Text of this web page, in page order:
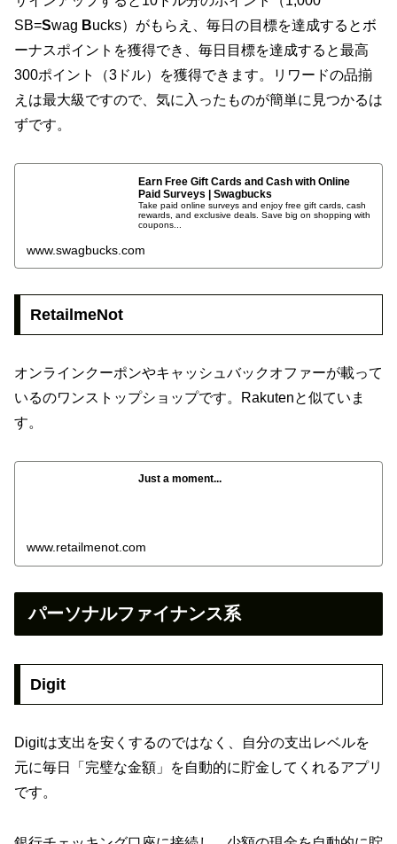
SB=Swag Bucks）がもらえ、毎日の目標を達成するとボ
ーナスポイントを獲得でき、毎日目標を達成すると最高
300ポイント（3ドル）を獲得できます。リワードの品揃
えは最大級ですので、気に入ったものが簡単に見つかるは
ずです。
Earn Free Gift Cards and Cash with Online
Paid Surveys | Swagbucks
Take paid online surveys and enjoy free gift cards, cash
rewards, and exclusive deals. Save big on shopping with
coupons...
www.swagbucks.com
RetailmeNot
オンラインクーポンやキャッシュバックオファーが載って
いるのワンストップショップです。Rakutenと似ていま
す。
Just a moment...
www.retailmenot.com
パーソナルファイナンス系
Digit
Digitは支出を安くするのではなく、自分の支出レベルを
元に毎日「完璧な金額」を自動的に貯金してくれるアプリ
です。